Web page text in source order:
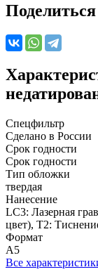
Спецфильтр
Сделано в России
Срок годности
Срок годности
Тип обложки
твердая
Нанесение
LC3: Лазерная
цвет), T2:
Формат
А5
Все